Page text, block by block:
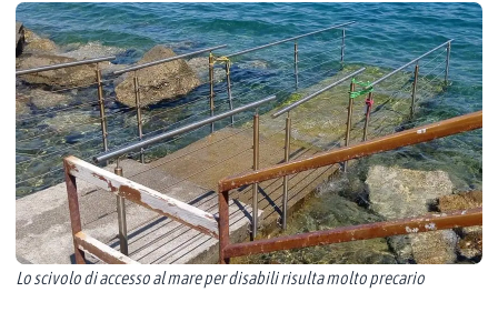
Lo scivolo di accesso al mare per disabili risulta molto precario